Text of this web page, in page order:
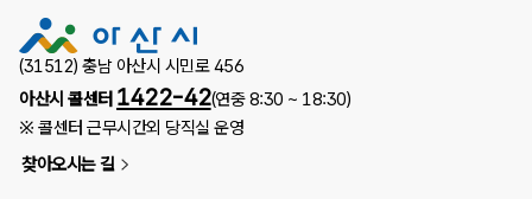
(31512) 충남 아산시 시민로 456
아산시 콜센터 1422-42(연중 8:30 ~ 18:30)
※ 콜센터 근무시간외 당직실 운영
찾아오시는 길